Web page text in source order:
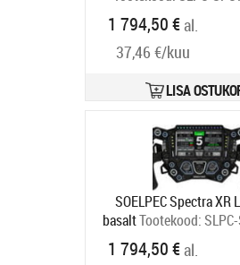
1 794,50 €al.
37,46 €/kuu
LISA
SOELPEC Spectra XR
basaltTootekood:
BA
Tarneaeg 6-9 tp
1 794,50 €al.